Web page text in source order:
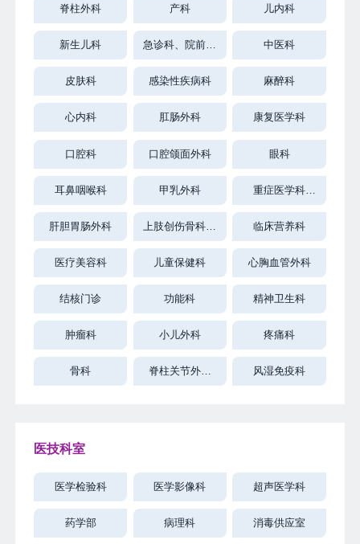
脊柱外科 产科 儿内科
新生儿科 急诊科、院前急
救科
中医科
皮肤科 感染性疾病科 麻醉科
心内科 肛肠外科 康复医学科
口腔科 口腔颌面外科 眼科
耳鼻咽喉科 甲乳外科 重症医学科
（ICU）
肝胆胃肠外科 上肢创伤骨科、
小儿骨科
临床营养科
医疗美容科 儿童保健科 心胸血管外科
结核门诊 功能科 精神卫生科
肿瘤科 小儿外科 疼痛科
骨科 脊柱关节外科 风湿免疫科
医技科室
医学检验科 医学影像科 超声医学科
药学部 病理科 消毒供应室